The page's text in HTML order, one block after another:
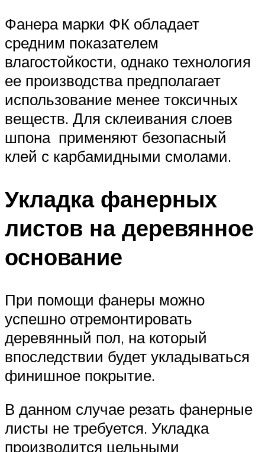
Фанера марки ФК обладает
средним показателем
влагостойкости, однако технология
ее производства предполагает
использование менее токсичных
веществ. Для склеивания слоев
шпона применяют безопасный
клей с карбамидными смолами.
Укладка фанерных
листов на деревянное
основание
При помощи фанеры можно
успешно отремонтировать
деревянный пол, на который
впоследствии будет укладываться
финишное покрытие.
В данном случае резать фанерные
листы не требуется. Укладка
производится цельными